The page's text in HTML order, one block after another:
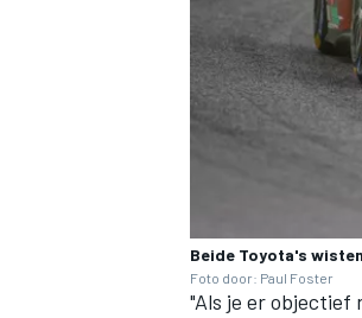
Beide Toyota's
Foto door: Paul Foster
"Als je er objectief